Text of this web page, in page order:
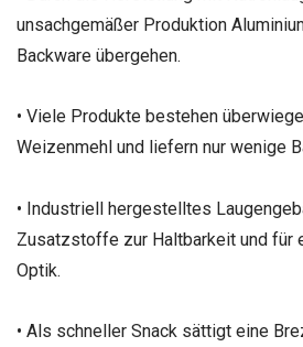
unsachgemäßer Produktion
Backware übergehen.
• Viele Produkte bestehen
Weizenmehl und liefern nur wenige
• Industriell hergestelltes
Zusatzstoffe zur Haltbarkeit und für
Optik.
• Als schneller Snack sättigt eine